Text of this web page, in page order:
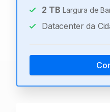
2 TB Largura de
Datacenter da